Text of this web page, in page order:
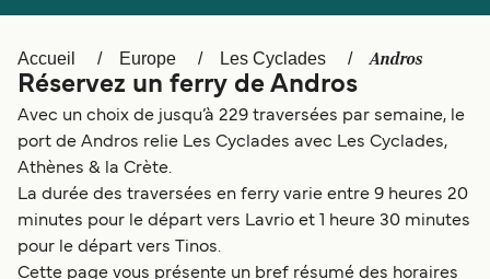
Deutschland Schweiz (DE)
Norge Україна
Accueil Europe Les Cyclades Andros
Réservez un ferry de Andros
Avec un choix de jusqu’à 229 traversées par semaine, le
port de Andros relie Les Cyclades avec Les Cyclades,
Athènes & la Crète.
La durée des traversées en ferry varie entre 9 heures 20
minutes pour le départ vers Lavrio et 1 heure 30 minutes
pour le départ vers Tinos.
Cette page vous présente un bref résumé des horaires